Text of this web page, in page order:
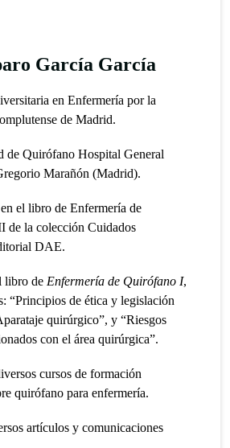
García García
en Enfermería por la
de Madrid.
de Quirófano Hospital General
Marañón (Madrid).
el libro de Enfermería de
de la colección Cuidados
DAE.
libro de Enfermería de Quirófano I,
“Principios de ética y legislación
quirúrgico”, y “Riesgos
con el área quirúrgica”.
cursos de formación
quirófano para enfermería.
artículos y comunicaciones